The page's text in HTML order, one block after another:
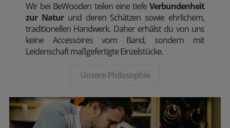
Wir bei BeWooden teilen eine tiefe Verbundenheit
zur Naturund deren Schätzen sowie ehrlichem,
traditionellen Handwerk. Daher erhälst du von uns
keine Accessoires vom Band, sondern mit
Leidenschaft maßgefertigte Einzelstücke.
Unsere Philosophie